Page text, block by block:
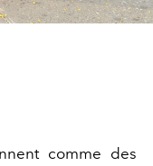
comme des